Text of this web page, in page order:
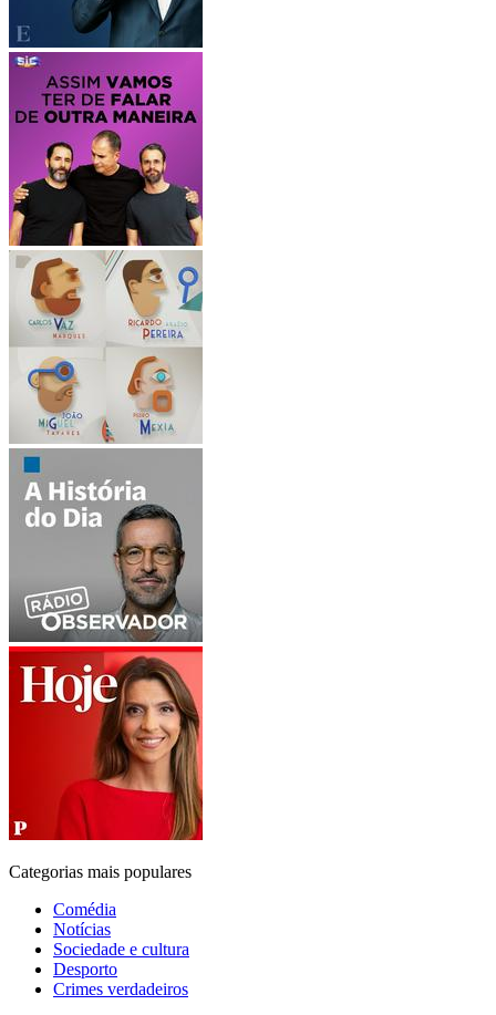
Categorias mais populares
Comédia
Notícias
Sociedade e cultura
Desporto
Crimes verdadeiros